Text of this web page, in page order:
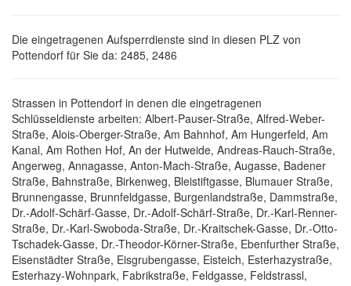
Die eingetragenen Aufsperrdienste sind in diesen PLZ von
Pottendorf für Sie da: 2485, 2486
Strassen in Pottendorf in denen die eingetragenen
Schlüsseldienste arbeiten: Albert-Pauser-Straße, Alfred-Weber-
Straße, Alois-Oberger-Straße, Am Bahnhof, Am Hungerfeld, Am
Kanal, Am Rothen Hof, An der Hutweide, Andreas-Rauch-Straße,
Angerweg, Annagasse, Anton-Mach-Straße, Augasse, Badener
Straße, Bahnstraße, Birkenweg, Bleistiftgasse, Blumauer Straße,
Brunnengasse, Brunnfeldgasse, Burgenlandstraße, Dammstraße,
Dr.-Adolf-Schärf-Gasse, Dr.-Adolf-Schärf-Straße, Dr.-Karl-Renner-
Straße, Dr.-Karl-Swoboda-Straße, Dr.-Kraitschek-Gasse, Dr.-Otto-
Tschadek-Gasse, Dr.-Theodor-Körner-Straße, Ebenfurther Straße,
Eisenstädter Straße, Eisgrubengasse, Eisteich, Esterhazystraße,
Esterhazy-Wohnpark, Fabrikstraße, Feldgasse, Feldstrassl,